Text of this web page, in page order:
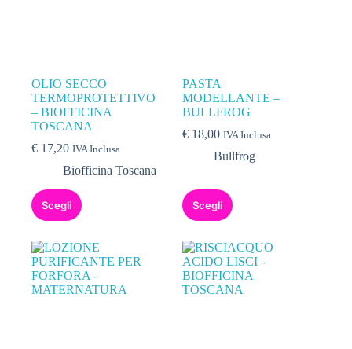
OLIO SECCO
TERMOPROTETTIVO
– BIOFFICINA
TOSCANA
€ 17,20 IVA Inclusa
Biofficina Toscana
Scegli
PASTA
MODELLANTE –
BULLFROG
€ 18,00 IVA Inclusa
Bullfrog
Scegli